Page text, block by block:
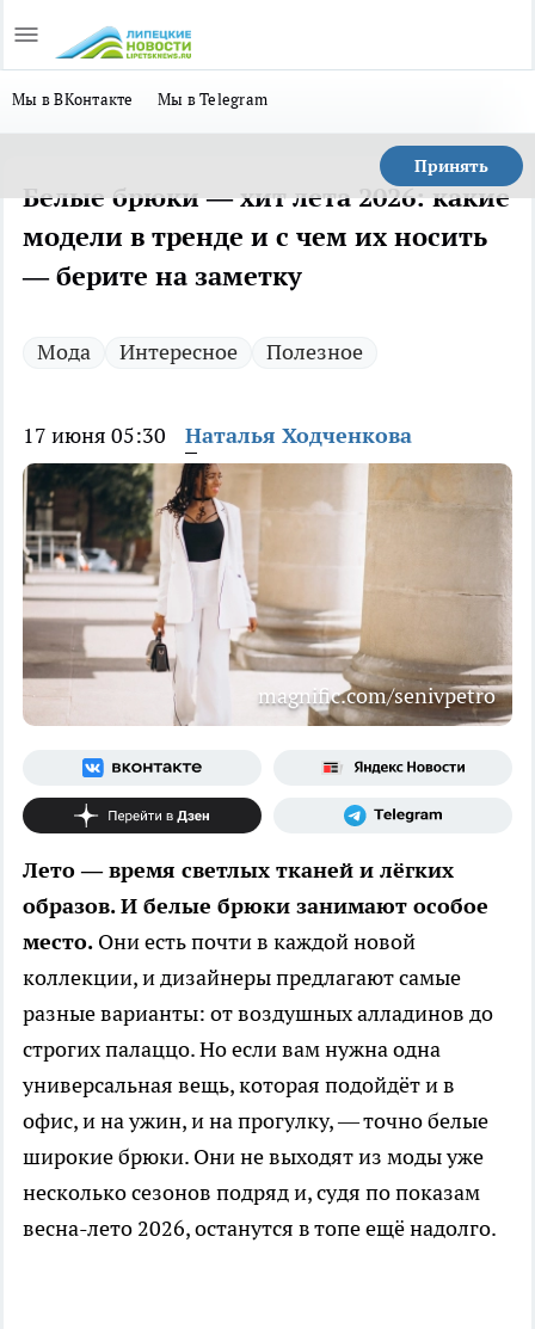
Мы в ВКонтакте Мы в Telegram
Принять
Белые брюки — хит лета 2026: какие
модели в тренде и с чем их носить
— берите на заметку
Мода Интересное Полезное
17 июня 05:30 Наталья Ходченкова
magnific.com/senivpetro
Лето — время светлых тканей и лёгких
образов. И белые брюки занимают особое
место. Они есть почти в каждой новой
коллекции, и дизайнеры предлагают самые
разные варианты: от воздушных алладинов до
строгих палаццо. Но если вам нужна одна
универсальная вещь, которая подойдёт и в
офис, и на ужин, и на прогулку, — точно белые
широкие брюки. Они не выходят из моды уже
несколько сезонов подряд и, судя по показам
весна-лето 2026, останутся в топе ещё надолго.